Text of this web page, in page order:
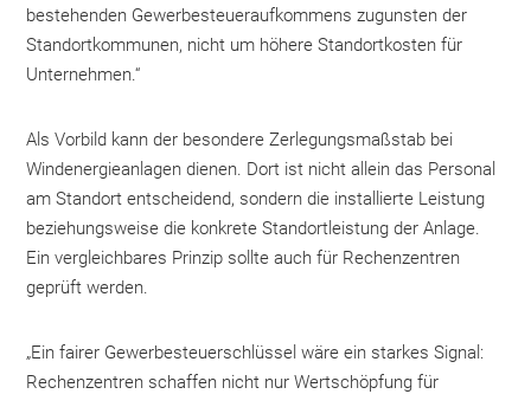
bestehenden Gewerbesteueraufkommens zugunsten der
Standortkommunen, nicht um höhere Standortkosten für
Unternehmen.“
Als Vorbild kann der besondere Zerlegungsmaßstab bei
Windenergieanlagen dienen. Dort ist nicht allein das Personal
am Standort entscheidend, sondern die installierte Leistung
beziehungsweise die konkrete Standortleistung der Anlage.
Ein vergleichbares Prinzip sollte auch für Rechenzentren
geprüft werden.
„Ein fairer Gewerbesteuerschlüssel wäre ein starkes Signal:
Rechenzentren schaffen nicht nur Wertschöpfung für